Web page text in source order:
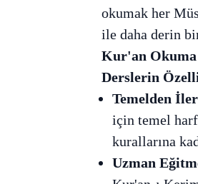
okumak her
ile daha derin
Kur'an
Derslerin
Temelden
için temel
kurallarına
Uzman